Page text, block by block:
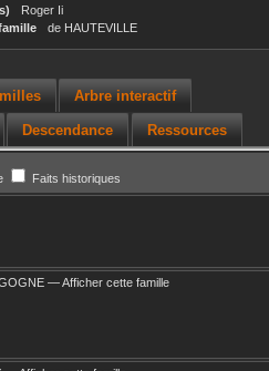
Roger Ii
de HAUTEVILLE
Arbre interactif
Descendance Ressources
Faits historiques
—Afficher cette famille